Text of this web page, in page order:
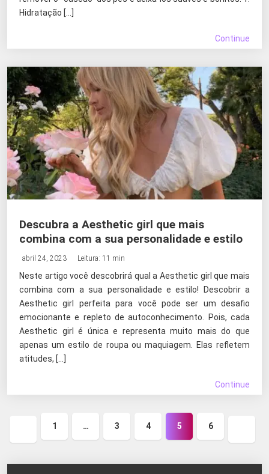
Hidratação […]
Continue
Descubra a Aesthetic girl que mais
combina com a sua personalidade e estilo
abril 24, 2023 Leitura: 11 min
Neste artigo você descobrirá qual a Aesthetic girl que mais
combina com a sua personalidade e estilo! Descobrir a
Aesthetic girl perfeita para você pode ser um desafio
emocionante e repleto de autoconhecimento. Pois, cada
Aesthetic girl é única e representa muito mais do que
apenas um estilo de roupa ou maquiagem. Elas refletem
atitudes, […]
Continue
Página
1 … 3 4 5
6